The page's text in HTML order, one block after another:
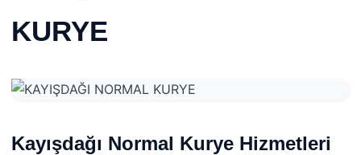
KURYE
Kayışdağı Normal Kurye Hizmetleri